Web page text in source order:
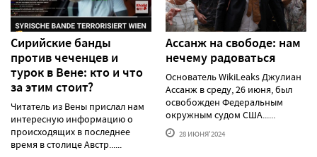
Сирийские банды
против чеченцев и
турок в Вене: кто и что
за этим стоит?
Читатель из Вены прислал нам
интересную информацию о
происходящих в последнее
время в столице Австр......
Ассанж на свободе: нам
нечему радоваться
Основатель WikiLeaks Джулиан
Ассанж в среду, 26 июня, был
освобожден Федеральным
окружным судом США......
28 ИЮНЯ'2024